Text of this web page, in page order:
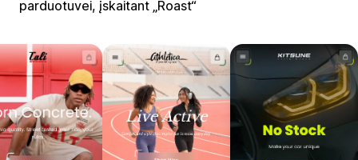
parduotuvei, įskaitant „Roast“